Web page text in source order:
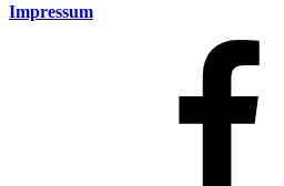
Impressum